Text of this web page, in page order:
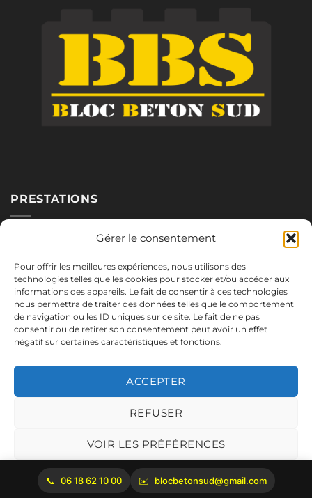
Gérer le consentement
Pour offrir les meilleures expériences, nous utilisons des
technologies telles que les cookies pour stocker et/ou accéder aux
informations des appareils. Le fait de consentir à ces technologies
nous permettra de traiter des données telles que le comportement
de navigation ou les ID uniques sur ce site. Le fait de ne pas
consentir ou de retirer son consentement peut avoir un effet
négatif sur certaines caractéristiques et fonctions.
ACCEPTER
REFUSER
VOIR LES PRÉFÉRENCES
Politique de cookies
PRESTATIONS
Réalisations
NOUS CONTACTER
blocbetonsud@gmail.com
2645 Route de Cadenet
Copyright 2026 ©Bloc Béton Sud
06 18 62 10 00 blocbetonsud@gmail.com